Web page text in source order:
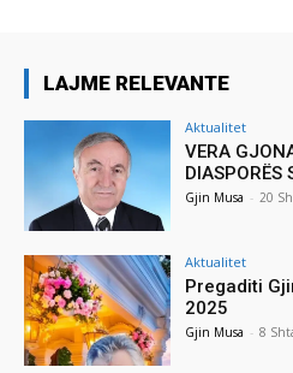
LAJME RELEVANTE
Aktualitet
VERA
DIASPORËS
Gjin Musa - 20
Aktualitet
Pregaditi
2025
Gjin Musa - 8